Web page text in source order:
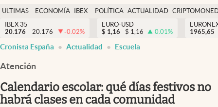
USA
Actualidad
Criptomonedas
España
ULTIMAS
NOTICIAS
ECONOMÍA
FINANZAS
IBEX
EURO
POLÍTICA ACTUALIDAD
IBEX 35
20.176
20.176 -0.02%
EURO-USD
$ 1,16 $ 1,16 0.01%
1965,65
Cronista España Actualidad Escuela
Atención
Calendario escolar: qué días festivos no
habrá clases en cada comunidad